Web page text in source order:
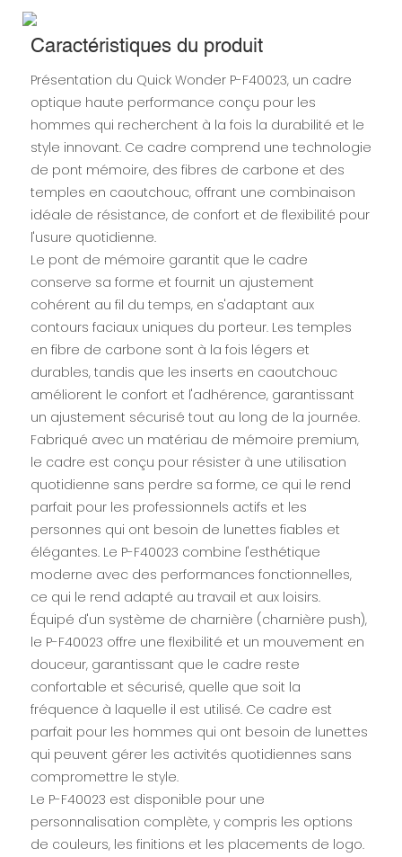
Caractéristiques du produit
Présentation du Quick Wonder P-F40023, un cadre
optique haute performance conçu pour les
hommes qui recherchent à la fois la durabilité et le
style innovant. Ce cadre comprend une technologie
de pont mémoire, des fibres de carbone et des
temples en caoutchouc, offrant une combinaison
idéale de résistance, de confort et de flexibilité pour
l'usure quotidienne.
Le pont de mémoire garantit que le cadre
conserve sa forme et fournit un ajustement
cohérent au fil du temps, en s'adaptant aux
contours faciaux uniques du porteur. Les temples
en fibre de carbone sont à la fois légers et
durables, tandis que les inserts en caoutchouc
améliorent le confort et l'adhérence, garantissant
un ajustement sécurisé tout au long de la journée.
Fabriqué avec un matériau de mémoire premium,
le cadre est conçu pour résister à une utilisation
quotidienne sans perdre sa forme, ce qui le rend
parfait pour les professionnels actifs et les
personnes qui ont besoin de lunettes fiables et
élégantes. Le P-F40023 combine l'esthétique
moderne avec des performances fonctionnelles,
ce qui le rend adapté au travail et aux loisirs.
Équipé d'un système de charnière (charnière push),
le P-F40023 offre une flexibilité et un mouvement en
douceur, garantissant que le cadre reste
confortable et sécurisé, quelle que soit la
fréquence à laquelle il est utilisé. Ce cadre est
parfait pour les hommes qui ont besoin de lunettes
qui peuvent gérer les activités quotidiennes sans
compromettre le style.
Le P-F40023 est disponible pour une
personnalisation complète, y compris les options
de couleurs, les finitions et les placements de logo.